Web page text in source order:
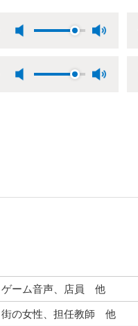
ゲーム音声、店員 他
街の女性、担任教師 他